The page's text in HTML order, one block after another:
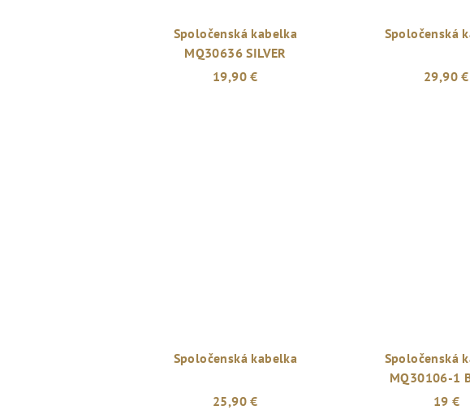
Spoločenská kabelka
MQ30636 SILVER
19,90 €
Spoločenská
29,90 €
Spoločenská kabelka
25,90 €
Spoločenská
MQ30106-1
19 €